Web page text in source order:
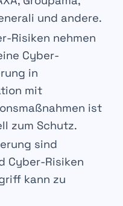
und andere.
Risiken nehmen
Cyber-
in
mit
ist
zum Schutz.
sind
Cyber-Risiken
kann zu